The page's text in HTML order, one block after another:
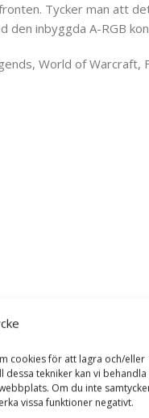
cookies för att lagra och/eller
tekniker kan vi behandla
Om du inte
vissa funktioner negativt.
Tycker man att
den inbyggda A-RGB
World of